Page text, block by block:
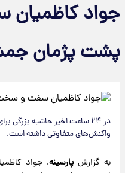
جواد
پشت پژمان
در ۲۴ ساعت اخیر حاشیه
واکنش‌های متفاوتی داشته است.
به گزارشپارسینه، جواد